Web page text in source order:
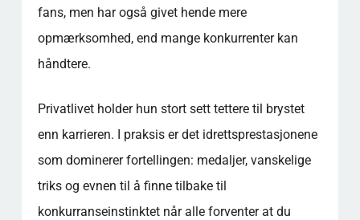
fans, men har også givet hende mere
opmærksomhed, end mange konkurrenter kan
håndtere.
Privatlivet holder hun stort sett tettere til brystet
enn karrieren. I praksis er det idrettsprestasjonene
som dominerer fortellingen: medaljer, vanskelige
triks og evnen til å finne tilbake til
konkurranseinstinktet når alle forventer at du